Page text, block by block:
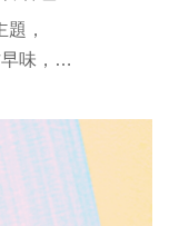
，
味，